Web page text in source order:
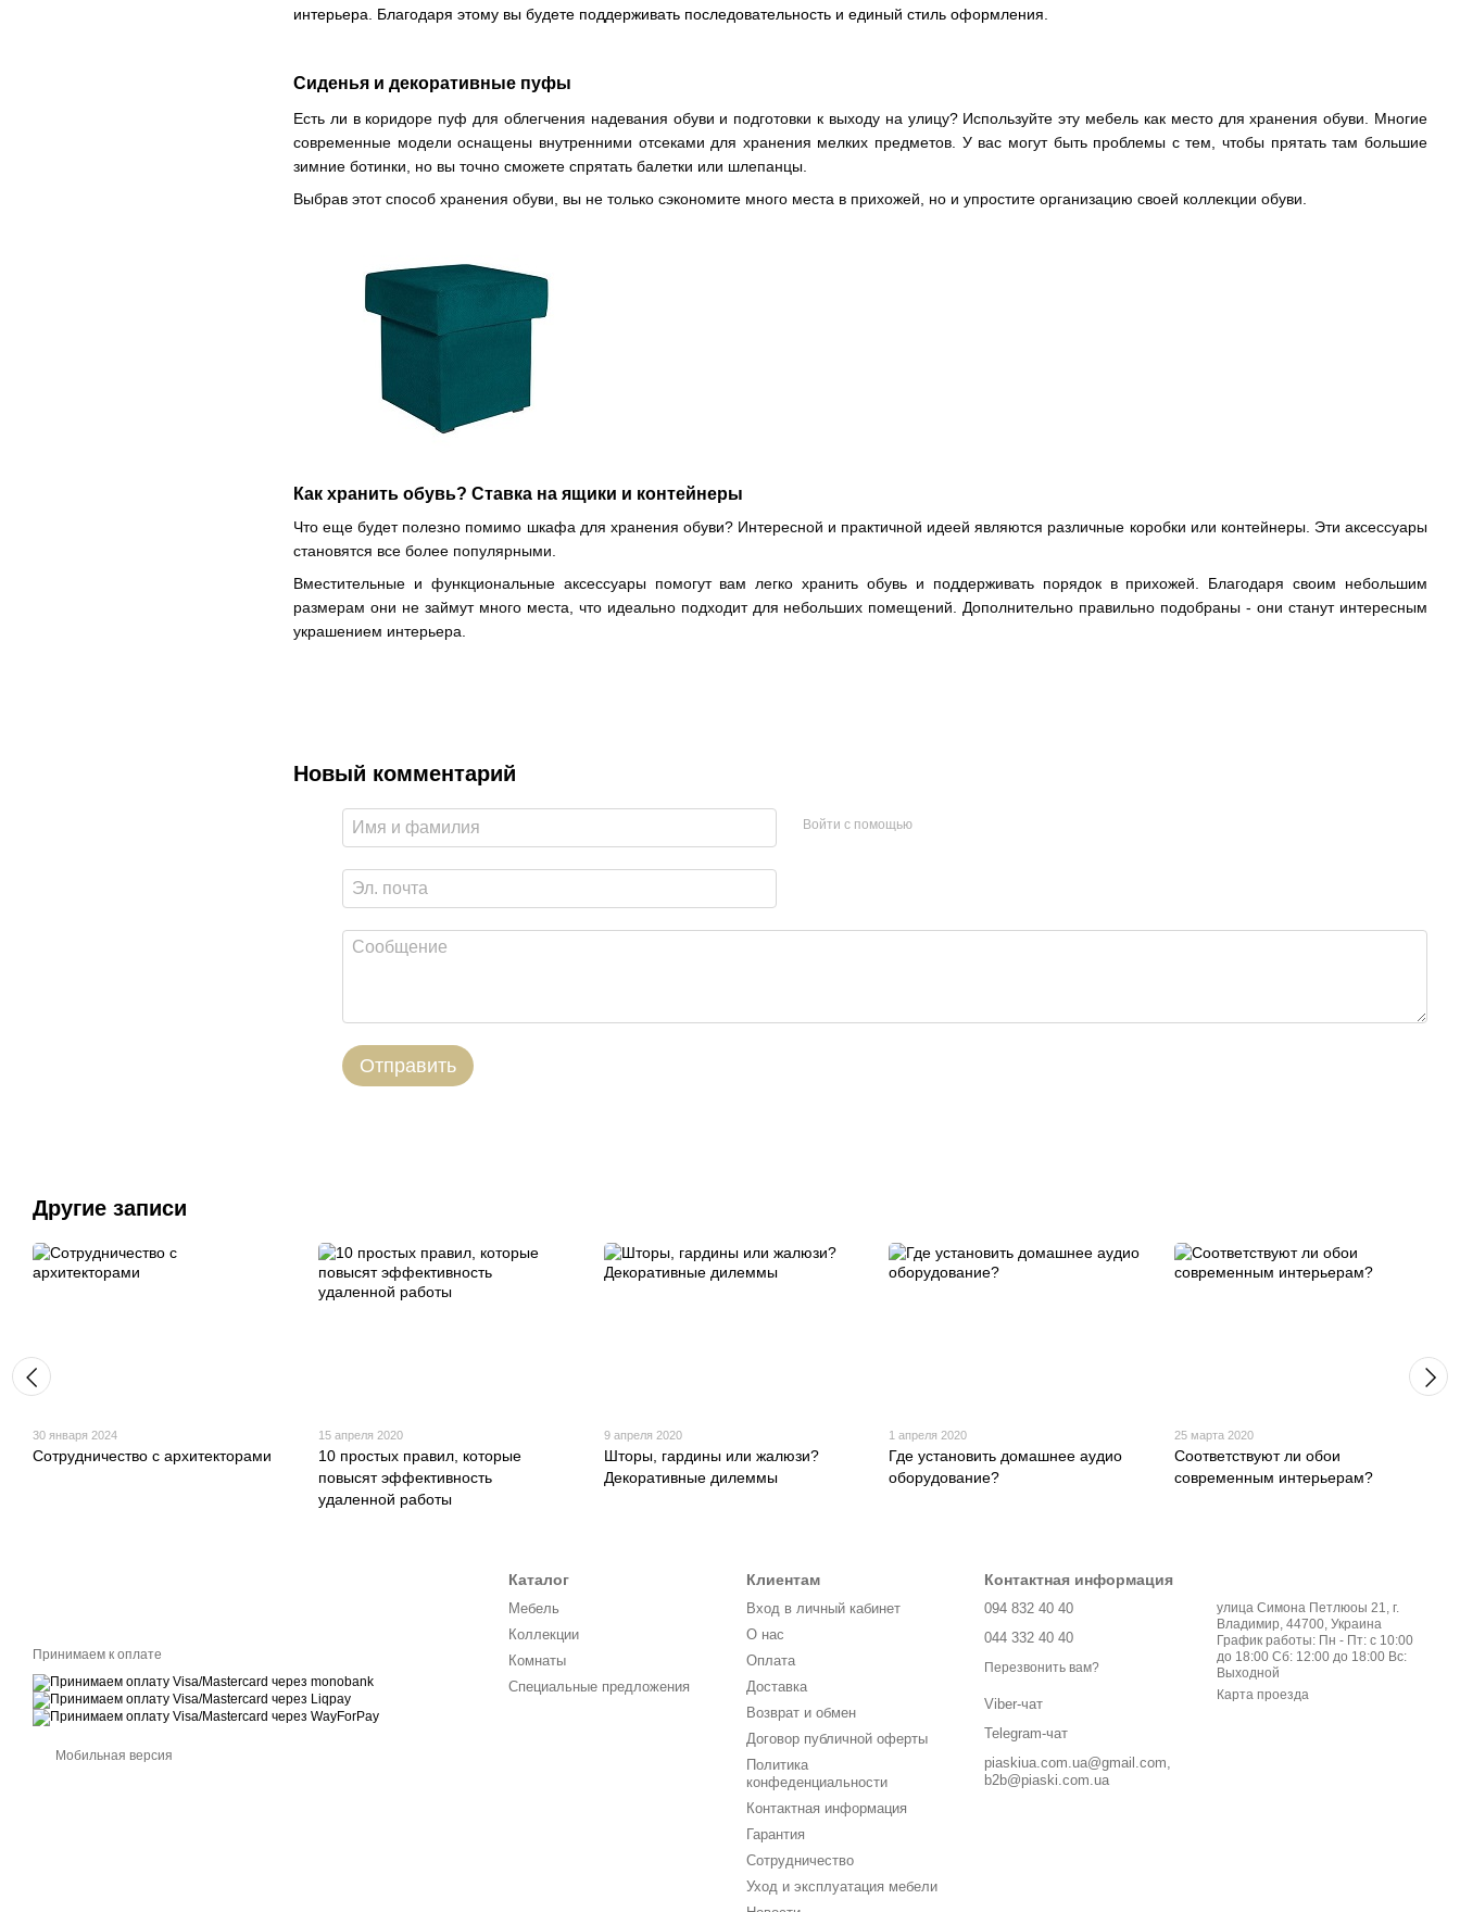
интерьера. Благодаря этому вы будете поддерживать последовательность и единый стиль оформления.
Сиденья и декоративные пуфы
Есть ли в коридоре пуф для облегчения надевания обуви и подготовки к выходу на улицу? Используйте эту мебель как место для хранения обуви. Многие
современные модели оснащены внутренними отсеками для хранения мелких предметов. Увас могут быть проблемы с тем, чтобы прятать там большие
зимние ботинки, но вы точно сможете спрятать балетки или шлепанцы
Выбрав этот способ хранения обуви, вы не только сэкономите много места в прихожей, но и упростите организацию своей коллекции обуви.
Как хранить обувь? Ставка на ящики и контейнеры
Что еще будет полезно помимо шкафа для хранения обуви? Интересной и практичной идеей являются различные коробки или контейнеры. Эти аксессуары
становятся все более популярными.
Вместительные и функциональные аксессуары помогут вам легко хранить обувь и поддерживать порядок в прихожей. Благодаря своим небольшим
размерам они не займут много места, что идеально подходит для небольших помещений. Дополнительно правильно подобраны - они станут интересным
украшением интерьера.
Новый комментарий
Войти с помощью
Отправить
Другие записи
30 января 2024
Сотрудничество с архитекторами
15 апреля 2020
10 простых правил, которые
повысят эффективность
удаленной работы
9 апреля 2020
Шторы, гардины или жалюзи?
Декоративные дилеммы
1 апреля 2020
Где установить домашнее аудио
оборудование?
25 марта 2020
Соответствуют ли обои
современным интерьерам?
Принимаем к оплате
Мобильная версия
Каталог
Мебель
Коллекции
Комнаты
Специальные предложения
Клиентам
Вход в личный кабинет
О нас
Оплата
Доставка
Возврат и обмен
Договор публичной оферты
Политика
конфеденциальности
Контактная информация
Гарантия
Сотрудничество
Уход и эксплуатация мебели
Контактная информация
094 832 40 40
044 332 40 40
Перезвонить вам?
Viber-чат
Telegram-чат
piaskiua.com.ua@gmail.com,
b2b@piaski.com.ua
улица Симона Петлюоы 21, г.
Владимир, 44700, Украина
График работы: Пн - Пт: с 10:00
до 18:00 Сб: 12:00 до 18:00 Вс:
Выходной
Карта проезда